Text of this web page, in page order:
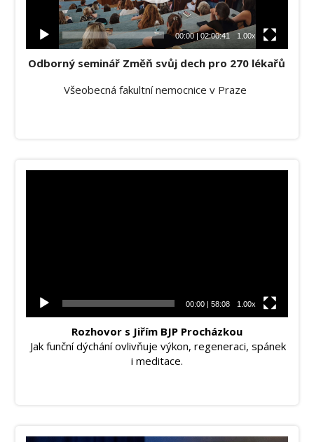
00:00| 02:00:41 1.00x
Odborný seminář Změň svůj dech pro 270 lékařů
Všeobecná fakultní nemocnice v Praze
00:00| 58:08 1.00x
Rozhovor s Jiřím BJP Procházkou
Jak funční dýchání ovlivňuje výkon, regeneraci, spánek
i meditace.